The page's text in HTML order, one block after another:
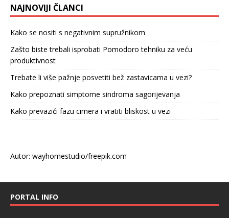
NAJNOVIJI ČLANCI
Kako se nositi s negativnim supružnikom
Zašto biste trebali isprobati Pomodoro tehniku za veću
produktivnost
Trebate li više pažnje posvetiti bež zastavicama u vezi?
Kako prepoznati simptome sindroma sagorijevanja
Kako prevazići fazu cimera i vratiti bliskost u vezi
Autor: wayhomestudio/freepik.com
PORTAL INFO